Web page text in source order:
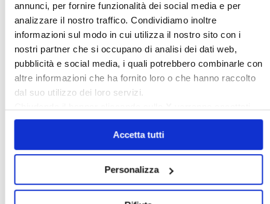
annunci, per fornire funzionalità dei social media e per
analizzare il nostro traffico. Condividiamo inoltre
informazioni sul modo in cui utilizza il nostro sito con i
nostri partner che si occupano di analisi dei dati web,
pubblicità e social media, i quali potrebbero combinarle con
altre informazioni che ha fornito loro o che hanno raccolto
dal suo utilizzo dei loro servizi.
solo i cookie necessari.
Accetta tutti
Personalizza
〉 Rubriche